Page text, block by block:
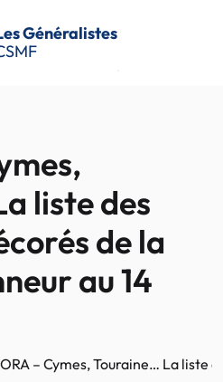
Généralistes
liste des
de la
au 14
– Cymes, Touraine… La liste